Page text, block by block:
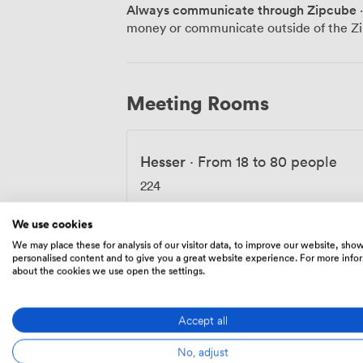
neue Kontakte knüpfen. Die Anbindung
mit dem Auto - ideal für Teilnehmer aus
Hochzeiten und Familienfeiern richten
Always communicate through Zipcube
money or communicate outside of the
Meeting Rooms
Hesser · From 18 to 80 people
224
We use cookies
We may place these for analysis of our visitor data, to improve our website,
personalised content and to give you a great website experience. For more
about the cookies we use open the settings.
Accept all
No, adjust